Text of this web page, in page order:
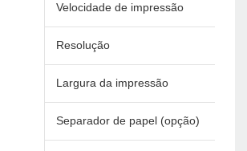
Velocidade de impressão
Resolução
Largura da impressão
Separador de papel (opção)